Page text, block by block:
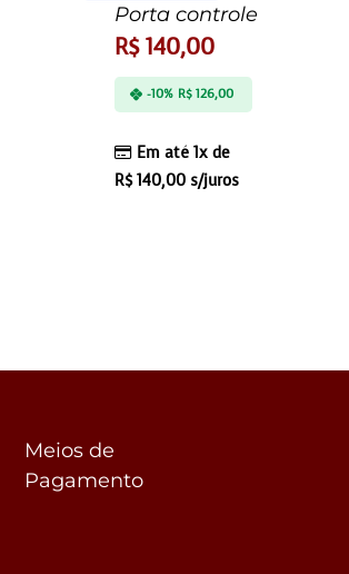
Porta controle
R$140,00
Em até 1x de
R$140,00 s/juros
-10% R$126,00
Meios de
Pagamento